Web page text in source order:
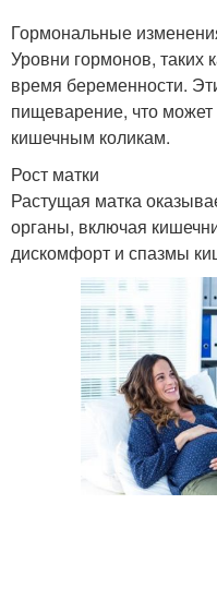
Гормональные
Уровни гормонов, таких
время беременности.
пищеварение, что может
кишечным коликам.
Рост матки
Растущая матка
органы, включая
дискомфорт и спазмы